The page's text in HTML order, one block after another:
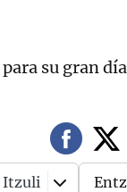
su gran
Itzuli